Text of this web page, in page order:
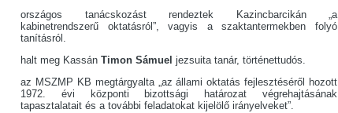
országos tanácskozást rendeztek Kazincbarcikán „a
kabinetrendszerű oktatásról”, vagyis a szaktantermekben folyó
tanításról.
halt meg Kassán Timon Sámuel jezsuita tanár, történettudós.
az MSZMP KB megtárgyalta „az állami oktatás fejlesztéséről hozott
1972. évi központi bizottsági határozat végrehajtásának
tapasztalatait és a további feladatokat kijelölő irányelveket”.